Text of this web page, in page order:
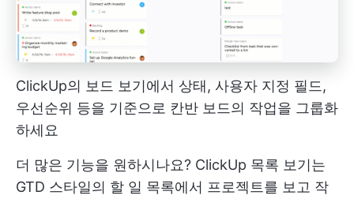
ClickUp의 보드 보기에서 상태, 사용자 지정 필드,
우선순위 등을 기준으로 칸반 보드의 작업을 그룹화
하세요
더 많은 기능을 원하시나요? ClickUp 목록 보기는
GTD 스타일의 할 일 목록에서 프로젝트를 보고 작